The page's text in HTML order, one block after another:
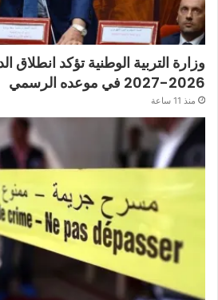
وزارة التربية الوطنية تؤكد
2026-2027 في موعده الرسمي
منذ 11 ساعة